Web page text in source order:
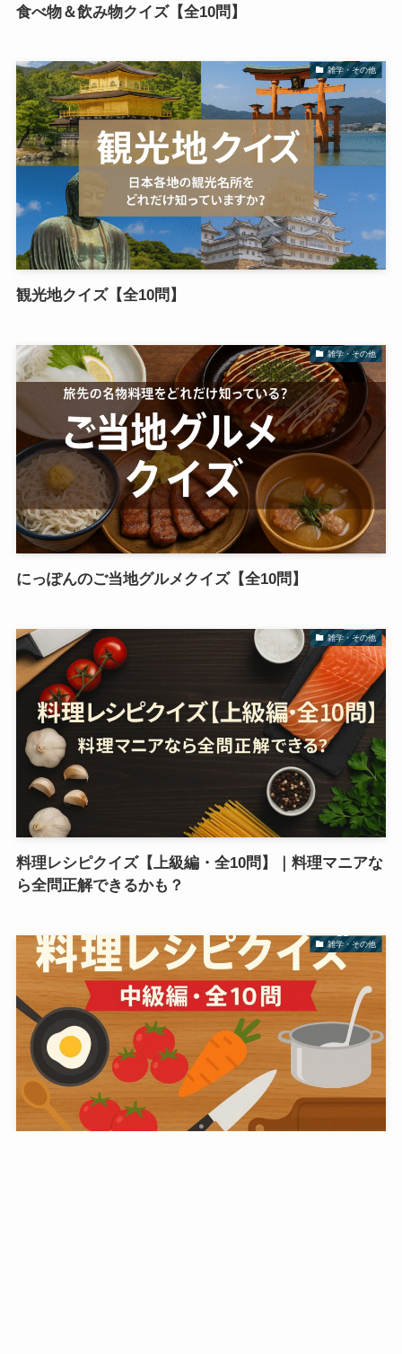
食べ物＆飲み物クイズ【全10問】
雑学・その他
観光地クイズ【全10問】
雑学・その他
にっぽんのご当地グルメクイズ【全10問】
雑学・その他
料理レシピクイズ【上級編・全10問】｜料理マニアな
ら全問正解できるかも？
雑学・その他